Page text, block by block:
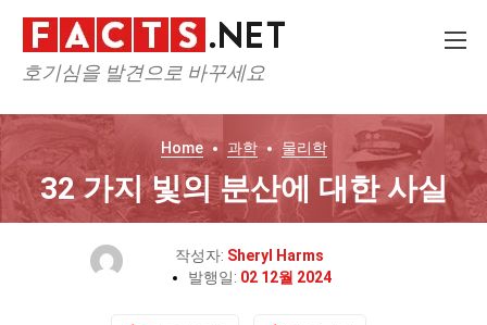
호기심을 발견으로 바꾸세요
Home 과학 물리학
32 가지 빛의 분산에 대한 사실
작성자: Sheryl Harms
발행일: 02 12월 2024